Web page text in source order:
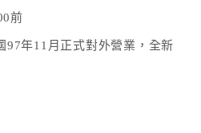
前
97年11月正式對外營業，全新